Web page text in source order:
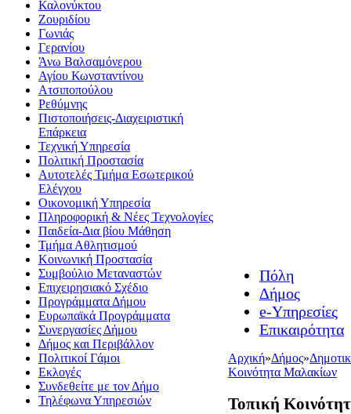
Καλονύκτου
Ζουριδίου
Γωνιάς
Γερανίου
Άνω Βαλσαμόνερου
Αγίου Κωνσταντίνου
Ατσιποπούλου
Ρεθύμνης
Πιστοποιήσεις-Διαχειριστική
Επάρκεια
Τεχνική Υπηρεσία
Πολιτική Προστασία
Αυτοτελές Τμήμα Εσωτερικού
Ελέγχου
Οικονομική Υπηρεσία
Πληροφορική & Νέες Τεχνολογίες
Παιδεία-Δια βίου Μάθηση
Τμήμα Αθλητισμού
Κοινωνική Προστασία
Συμβούλιο Μεταναστών
Επιχειρησιακό Σχέδιο
Προγράμματα Δήμου
Ευρωπαϊκά Προγράμματα
Συνεργασίες Δήμου
Δήμος και Περιβάλλον
Πολιτικοί Γάμοι
Εκλογές
Συνδεθείτε με τον Δήμο
Τηλέφωνα Υπηρεσιών
Πόλη
Δήμος
e-Υπηρεσίες
Επικαιρότητα
Αρχική»Δήμος»
Κοινότητα Μαλακίων
Τοπική